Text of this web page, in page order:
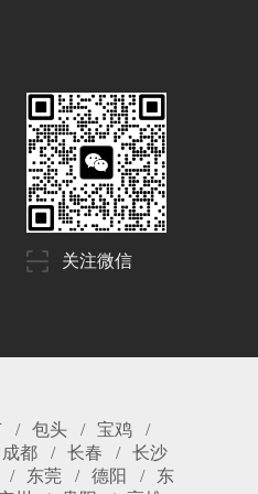
关注微信
包头
宝鸡
成都 长春
长沙
东莞 德阳
东